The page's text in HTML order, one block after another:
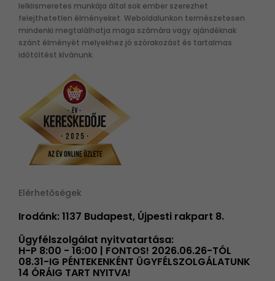
lelkiismeretes munkája által sok ember szerezhet
felejthetetlen élményeket. Weboldalunkon természetesen
mindenki megtalálhatja maga számára vagy ajándéknak
szánt élményét melyekhez jó szórakozást és tartalmas
időtöltést kívánunk.
Elérhetőségek
Irodánk: 1137 Budapest, Újpesti rakpart 8.
Ügyfélszolgálat nyitvatartása:
H-P 8:00 - 16:00 | FONTOS! 2026.06.26-TÓL
08.31-IG PÉNTEKENKÉNT ÜGYFÉLSZOLGÁLATUNK
14 ÓRÁIG TART NYITVA!